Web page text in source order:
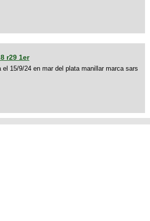
r29 1er
el 15/9/24 en mar del plata manillar marca sars